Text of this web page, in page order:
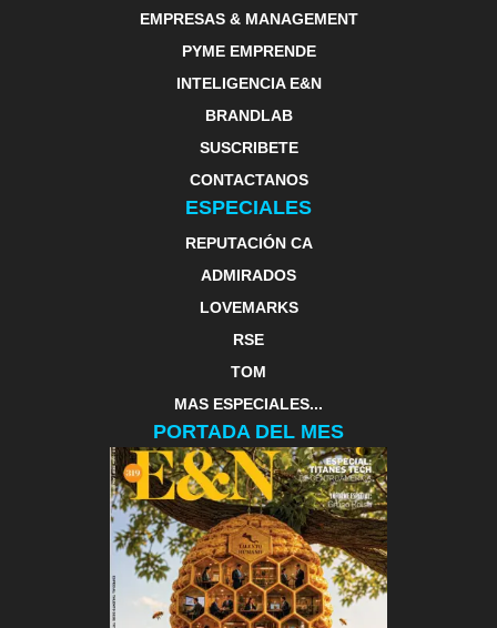
EMPRESAS & MANAGEMENT
PYME EMPRENDE
INTELIGENCIA E&N
BRANDLAB
SUSCRIBETE
CONTACTANOS
ESPECIALES
REPUTACIÓN CA
ADMIRADOS
LOVEMARKS
RSE
TOM
MAS ESPECIALES...
PORTADA DEL MES